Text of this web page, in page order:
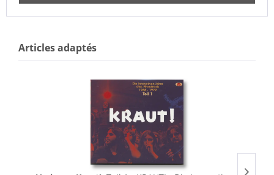
Articles adaptés